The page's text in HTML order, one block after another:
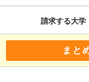
請求する大学
まと